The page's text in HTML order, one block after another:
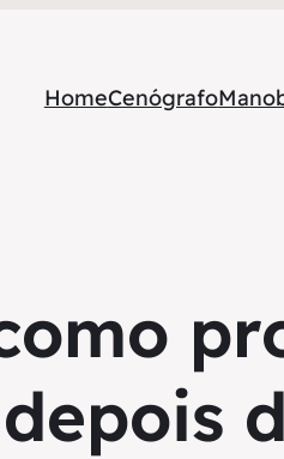
HomeCenógrafo